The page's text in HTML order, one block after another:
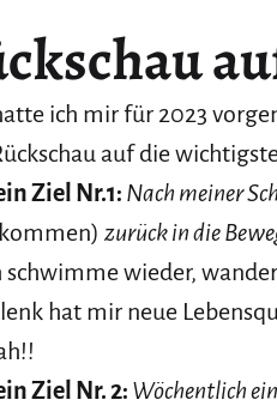
ich mir für 2023
auf die
Ziel Nr.1: Nach meiner
zurück in die
schwimme wieder,
hat mir neue
Ziel Nr. 2: Wöchentlich